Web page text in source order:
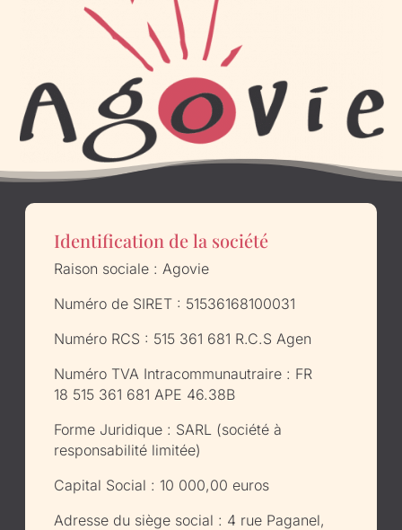
Identification de la société
Raison sociale : Agovie
Numéro de SIRET : 51536168100031
Numéro RCS : 515 361 681 R.C.S Agen
Numéro TVA Intracommunautraire : FR
18 515 361 681 APE 46.38B
Forme Juridique : SARL (société à
responsabilité limitée)
Capital Social : 10 000,00 euros
Adresse du siège social : 4 rue Paganel,